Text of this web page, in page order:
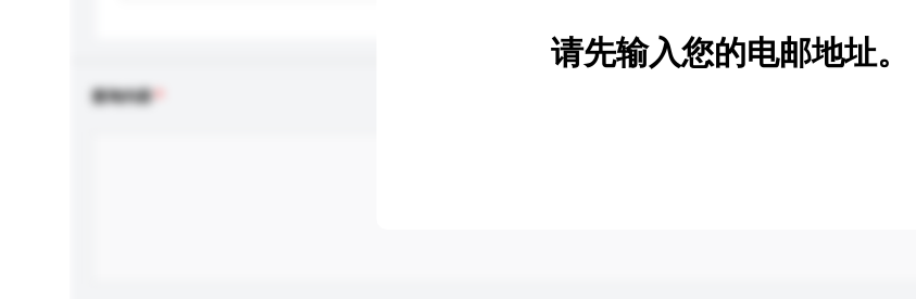
查询内容
请先输入您的电邮地址。